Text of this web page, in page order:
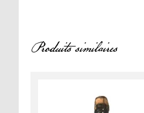
Produits similaires